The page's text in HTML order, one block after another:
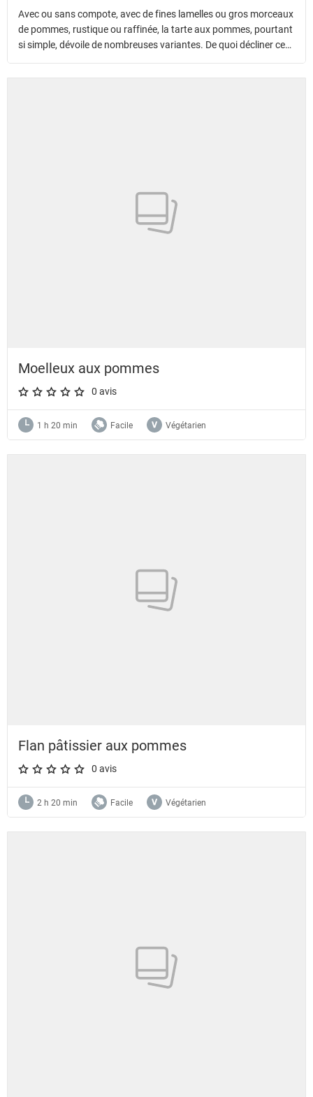
Avec ou sans compote, avec de fines lamelles ou gros morceaux
de pommes, rustique ou raffinée, la tarte aux pommes, pourtant
si simple, dévoile de nombreuses variantes. De quoi décliner ce
Moelleux aux pommes
A star rating of 0 out of 5.
0 avis
1 h 20 min Facile Végétarien
Flan pâtissier aux pommes
A star rating of 0 out of 5.
0 avis
2 h 20 min Facile Végétarien